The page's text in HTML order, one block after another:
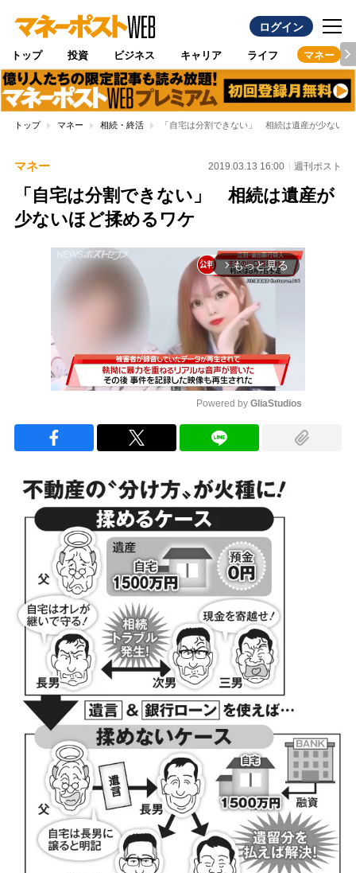
ログイン
トップ 投資 ビジネス キャリア ライフ マネー
トップ マネー 相続・終活 「自宅は分割できない」 相続は遺産が少ないほ
マネー 2019.03.13 16:00 週刊ポスト
「自宅は分割できない」 相続は遺産が
少ないほど揉めるワケ
arrow_forward_ios もっと見る
Powered by GliaStudios